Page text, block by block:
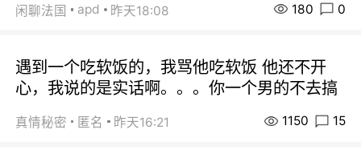
闲聊法国 apd 昨天18:08 180 0
遇到一个吃软饭的，我骂他吃软饭 他还不开
心，我说的是实话啊。。。你一个男的不去搞
真情秘密 匿名 昨天16:21 1150 15